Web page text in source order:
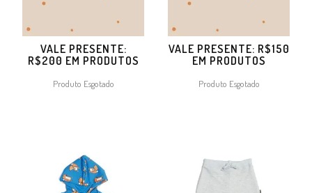
VALE PRESENTE:
R$200 EM PRODUTOS
Produto Esgotado
VALE PRESENTE: R$150
EM PRODUTOS
Produto Esgotado